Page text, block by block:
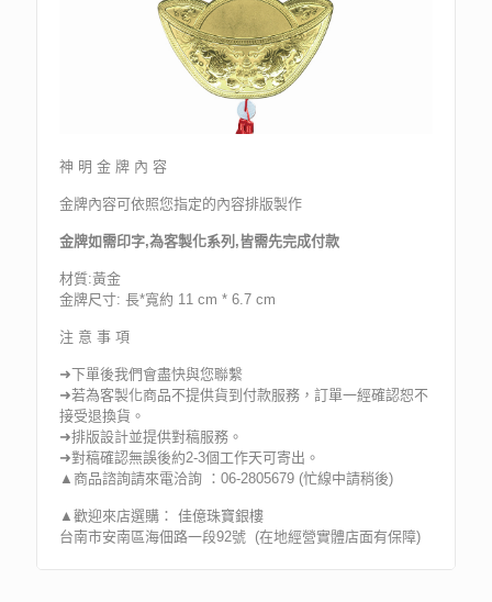
神 明 金 牌 內 容
金牌內容可依照您指定的內容排版製作
金牌如需印字,為客製化系列,皆需先完成付款
材質:黃金
金牌尺寸: 長*寬約 11 cm * 6.7 cm
注 意 事 項
➜下單後我們會盡快與您聯繫
➜若為客製化商品不提供貨到付款服務，訂單一經確認恕不
接受退換貨。
➜排版設計並提供對稿服務。
➜對稿確認無誤後約2-3個工作天可寄出。
▲商品諮詢請來電洽詢 ：06-2805679 (忙線中請稍後)
▲歡迎來店選購： 佳億珠寶銀樓
台南市安南區海佃路一段92號 (在地經營實體店面有保障)